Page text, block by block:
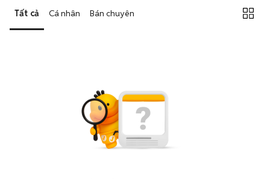
Tất cả Cá nhân Bán chuyên